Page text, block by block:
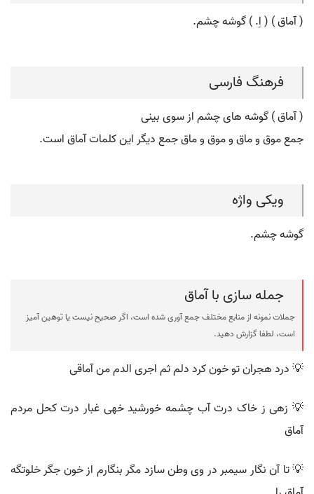
( آماق ) ( اِ. ) گوشه چشم.
فرهنگ فارسی
( آماق ) گوشه های چشم از سوی بینی
جمع موق و ماق و موق و ماق جمع دیگر این کلمات آماق است.
ویکی واژه
گوشه چشم.
جمله سازی با آماق
جملات نمونه از منابع مختلف جمع آوری شده است، اگر صحیح نیست یا توهین آمیز
است، لطفا گزارش دهید.
💡 درد هجران تو خون کرد دلم ثم اجری الدم من آماقی
💡 زهی ز خاک درت آب چشمه خورشید خهی غبار درت کحل مردم
آماق
💡 تا آن نگار سیمبر در وی وطن سازد مگر بنگارم از خون جگر خلوتگه